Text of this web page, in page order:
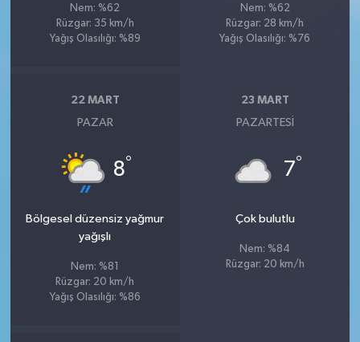
Nem: %62
Rüzgar: 35 km/h
Yağış Olasılığı: %89
Nem: %62
Rüzgar: 28 km/h
Yağış Olasılığı: %76
22 MART
PAZAR
8°
Bölgesel düzensiz yağmur
yağışlı
Nem: %81
Rüzgar: 20 km/h
Yağış Olasılığı: %86
23 MART
PAZARTESI
7°
Çok bulutlu
Nem: %84
Rüzgar: 20 km/h